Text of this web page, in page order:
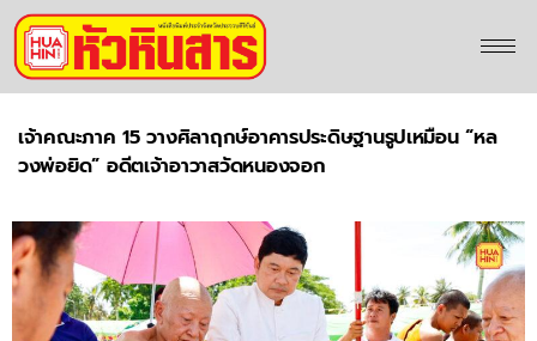
เจ้าคณะภาค 15 วางศิลาฤกษ์อาคารประดิษฐานรูปเหมือน “หล
วงพ่อยิด” อดีตเจ้าอาวาสวัดหนองจอก